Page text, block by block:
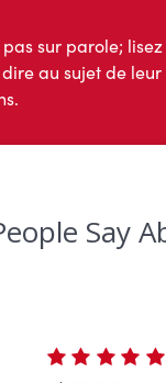
sur parole;
au sujet de